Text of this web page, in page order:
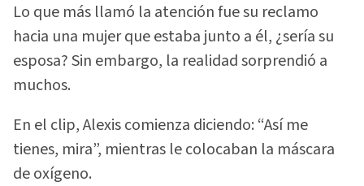
Lo que más llamó la atención fue su reclamo
hacia una mujer que estaba junto a él, ¿sería su
esposa? Sin embargo, la realidad sorprendió a
muchos.
En el clip, Alexis comienza diciendo: “Así me
tienes, mira”, mientras le colocaban la máscara
de oxígeno.